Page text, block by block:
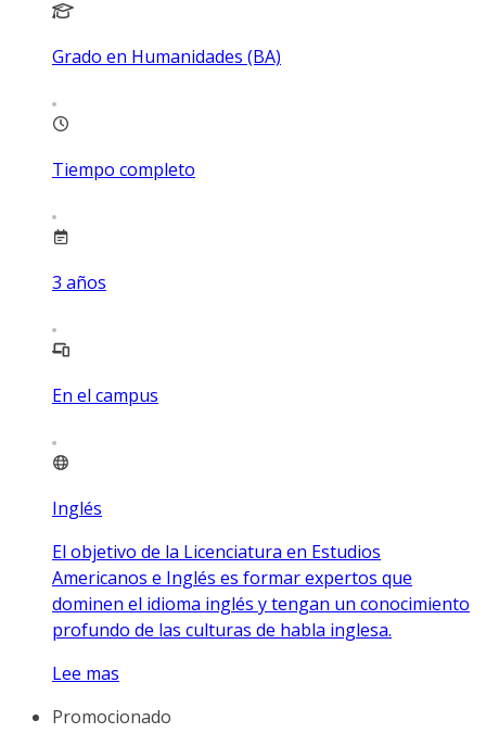
Grado en Humanidades (BA)
Tiempo completo
3 años
En el campus
Inglés
El objetivo de la Licenciatura en Estudios
Americanos e Inglés es formar expertos que
dominen el idioma inglés y tengan un conocimiento
profundo de las culturas de habla inglesa.
Lee mas
Promocionado